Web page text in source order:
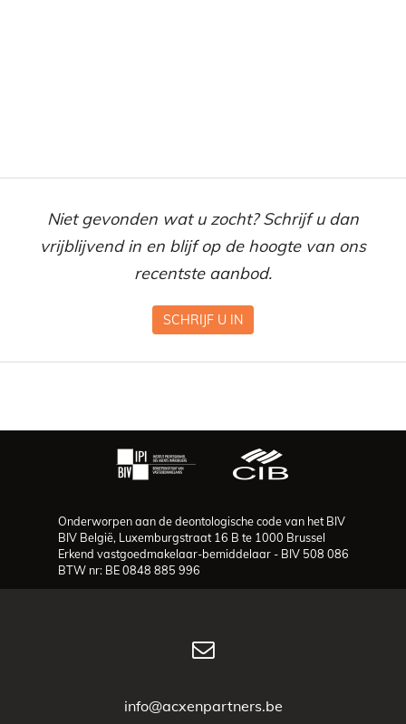
Niet gevonden wat u zocht? Schrijf u dan
vrijblijvend in en blijf op de hoogte van ons
recentste aanbod.
SCHRIJF U IN
Onderworpen aan de deontologische code van het BIV
BIV België, Luxemburgstraat 16 B te 1000 Brussel
Erkend vastgoedmakelaar-bemiddelaar - BIV 508 086
BTW nr: BE 0848 885 996
info@acxenpartners.be